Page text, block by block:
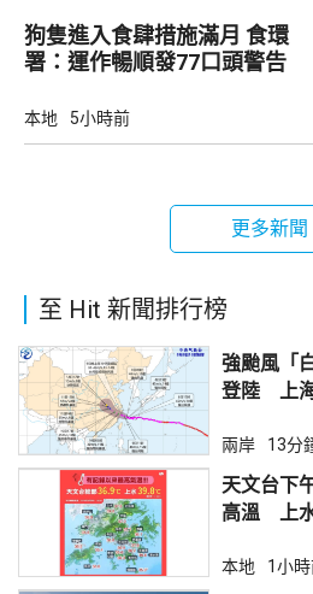
狗隻進入食肆措施滿月 食環
署：運作暢順發77口頭警告
本地 5小時前
更多新聞
至 Hit 新聞排行榜
強颱風「
登陸 上
兩岸 13分
天文台下
高溫 上
本地 1小